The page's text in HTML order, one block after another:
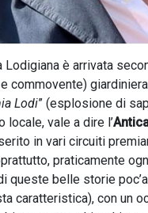
Lodigiana è arrivata
commovente)
Lodi” (esplosione di
locale, vale a dire l’
in vari circuiti
praticamente
queste belle storie
caratteristica), con un